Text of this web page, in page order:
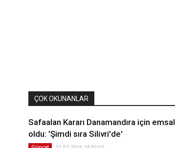
ÇOK OKUNANLAR
Safaalan Kararı Danamandıra için emsal
oldu: 'Şimdi sıra Silivri'de'